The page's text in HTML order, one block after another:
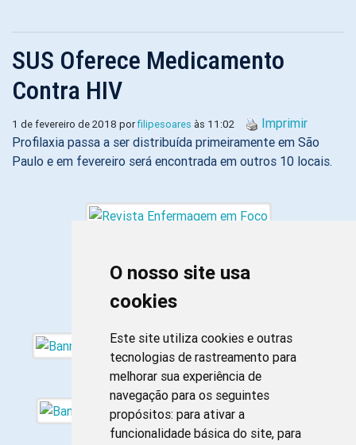
O nosso site usa
cookies
Este site utiliza cookies e outras
tecnologias de rastreamento para
melhorar sua experiência de
navegação para os seguintes
propósitos: para ativar a
funcionalidade básica do site, para
SUS Oferece Medicamento
Contra HIV
1 de fevereiro de 2018 porfilipesoares às 11:02
Imprimir
Profilaxia passa a ser distribuída primeiramente em São
Paulo e em fevereiro será encontrada em outros 10 locais.